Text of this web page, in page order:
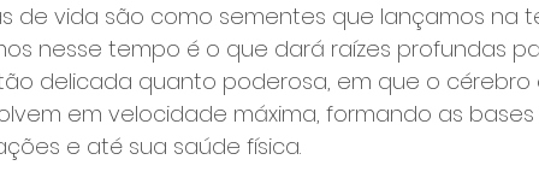
de vida são como sementes que lançamos na
nesse tempo é o que dará raízes profundas
tão delicada quanto poderosa, em que o
em velocidade máxima, formando as
e até sua saúde física.